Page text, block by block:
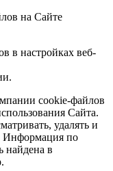
на Сайте
в настройках веб-
cookie-файлов
Сайта.
удалять и
Информация по
найдена в